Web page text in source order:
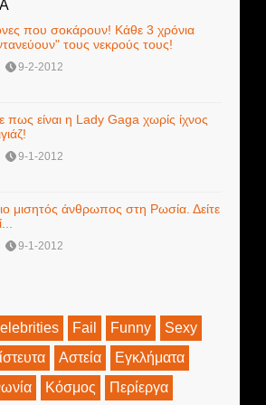
που σοκάρουν! Κάθε 3 χρόνια
τους νεκρούς τους!
9-2-2012
πως είναι η Lady Gaga χωρίς ίχνος
9-1-2012
μισητός άνθρωπος στη Ρωσία. Δείτε
9-1-2012
Fail Funny
Sexy
Αστεία
Εγκλήματα
Κόσμος Περίεργα